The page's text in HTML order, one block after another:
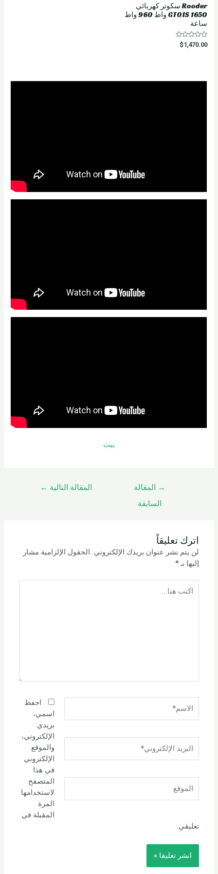
Rooder سكوتر كهربائي
GT01S 1650 واط 960 واط
ساعة
R
a
$1,470.00
بيت
→
المقالة
السابقة
المقالة التالية ←
اترك تعليقاً
لن يتم نشر عنوان بريدك الإلكتروني. الحقول الإلزامية مشار
إليها بـ*
هنا...
الإلكتروني*
احفظ
اسمي،
بريدي
الإلكتروني،
والموقع
الإلكتروني
في هذا
المتصفح
لاستخدامها
المرة
المقبلة في
تعليقي.